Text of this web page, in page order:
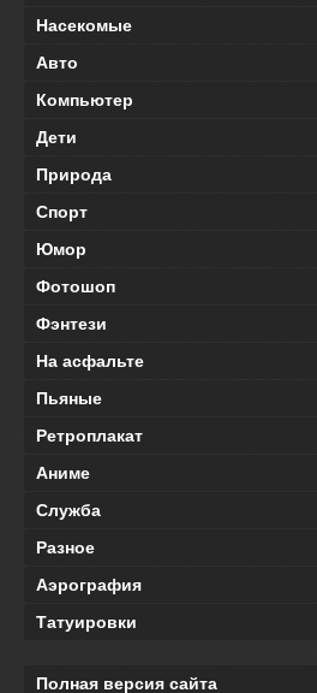
Насекомые
Авто
Компьютер
Дети
Природа
Спорт
Юмор
Фотошоп
Фэнтези
На асфальте
Пьяные
Ретроплакат
Аниме
Служба
Разное
Аэрография
Татуировки
Полная версия сайта